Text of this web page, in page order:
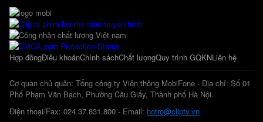
Hợp đồngĐiều khoảnChính sáchChất lượngQuy trình GQKNLiên hệ
Cơ quan chủ quản: Tổng công ty Viễn thông MobiFone - Địa chỉ: Số 01
Phố Phạm Văn Bạch, Phường Cầu Giấy, Thành phố Hà Nội.
Điện thoại/Fax: 024.37.831.800 - Email: hotro@cliptv.vn